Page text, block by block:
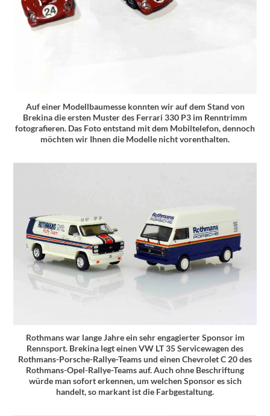
Auf einer Modellbaumesse konnten wir auf dem Stand von
Brekina die ersten Muster des Ferrari 330 P3 im Renntrimm
fotografieren. Das Foto entstand mit dem Mobiltelefon, dennoch
möchten wir Ihnen die Modelle nicht vorenthalten.
Rothmans war lange Jahre ein sehr engagierter Sponsor im
Rennsport. Brekina legt einen VW LT 35 Servicewagen des
Rothmans-Porsche-Rallye-Teams und einen Chevrolet C 20 des
Rothmans-Opel-Rallye-Teams auf. Auch ohne Beschriftung
würde man sofort erkennen, um welchen Sponsor es sich
handelt, so markant ist die Farbgestaltung.